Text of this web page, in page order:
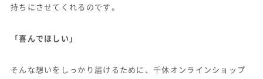
持ちにさせてくれるのです。
「喜んでほしい」
そんな想いをしっかり届けるために、千休オンラインショップ